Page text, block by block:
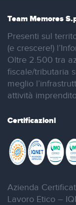
Team Memores
Presenti sul
(e crescere!)
Oltre 2.500 tra
fiscale/tributaria
meglio
attività
Certificazioni
Azienda
Lavoro Etico –